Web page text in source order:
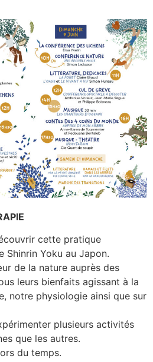
cette pratique
Shinrin Yoku au Japon.
de la nature auprès des
leurs bienfaits agissant à la
notre physiologie ainsi que sur
plusieurs activités
que les autres.
du temps.